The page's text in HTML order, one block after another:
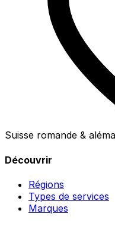
Suisse romande &
Découvrir
Régions
Types de services
Marques